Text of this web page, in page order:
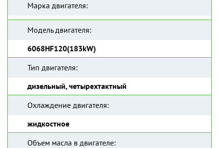
Марка двигателя:
Модель двигателя:
6068HF120(183kW)
Тип двигателя:
дизельный, четырехтактный
Охлаждение двигателя:
жидкостное
Объем масла в двигателе: